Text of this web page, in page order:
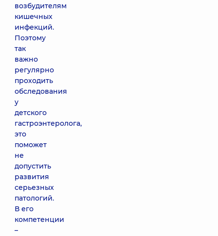
возбудителям
кишечных
инфекций.
Поэтому
так
важно
регулярно
проходить
обследования
у
детского
гастроэнтеролога,
это
поможет
не
допустить
развития
серьезных
патологий.
В его
компетенции
–